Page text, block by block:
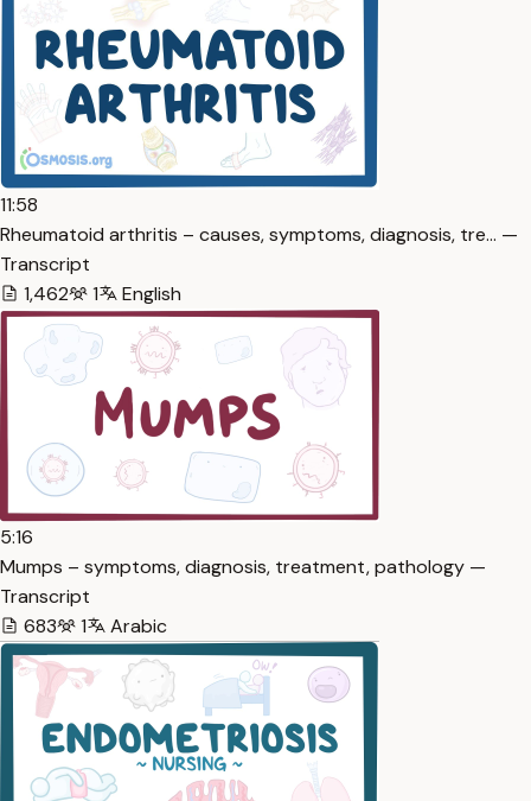
11:58
Rheumatoid arthritis – causes, symptoms, diagnosis, tre… —
Transcript
1,462
1 English
5:16
Mumps – symptoms, diagnosis, treatment, pathology —
Transcript
683
1 Arabic